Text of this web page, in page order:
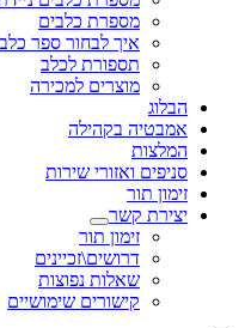
מספרת כלבים
איך לבחור ספר
תספורת לכלב
מוצרים למכירה
הבלוג
אמבטיה בקהילה
המלצות
סניפים ואזורי שירות
זימון תור
יצירת קשר
זימון תור
דרושים\זכיינים
שאלות נפוצות
קישורים שימושיים